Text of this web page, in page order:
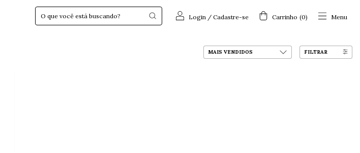
Menu
Login / Cadastre-se Carrinho (0)
FILTRAR